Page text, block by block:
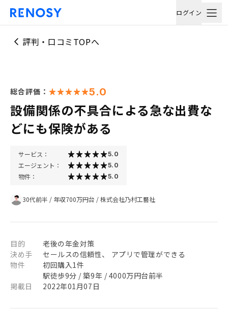
ログイン
評判・口コミTOPへ
総合評価： 5.0
設備関係の不具合による急な出費な
どにも保険がある
サービス： 5.0
エージェント： 5.0
物件： 5.0
30代前半 / 年収700万円台 /株式会社乃村工藝社
目的
老後の年金対策
決め手
セールスの信頼性、 アプリで管理ができる
物件
初回購入1件
駅徒歩9分 / 築9年 / 4000万円台前半
掲載日
2022年01月07日